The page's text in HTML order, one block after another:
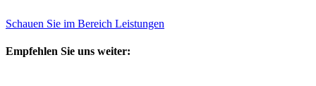
Schauen Sie im Bereich Leistungen
Empfehlen Sie uns weiter: